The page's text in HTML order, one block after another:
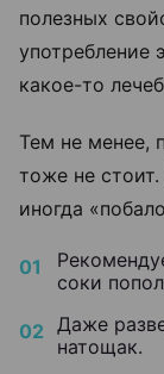
полезных
употребление
какое-то
Тем не менее,
тоже не
иногда
соки
Даже
натощак.